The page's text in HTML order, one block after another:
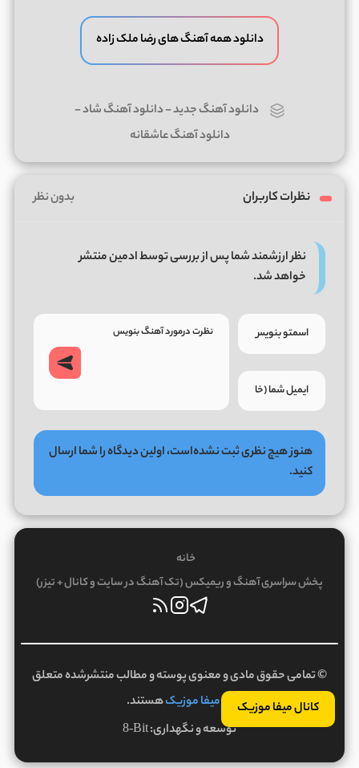
کانال میفا موزیک
دانلود همه آهنگ های رضا ملک زاده
دانلود آهنگ جدید-دانلود آهنگ شاد-
دانلود آهنگ عاشقانه
نظرات کاربران بدون نظر
نظر ارزشمند شما پس از بررسی توسط ادمین منتشر
خواهد شد.
هنوز هیچ نظری ثبت نشده‌است، اولین دیدگاه را شما ارسال
کنید.
خانه
پخش سراسری آهنگ و ریمیکس (تک آهنگ در سایت و کانال + تیزر)
© تمامی حقوق مادی و معنوی پوسته و مطالب منتشرشده متعلق
بهمیفا موزیکهستند.
توسعه و نگهداری:8-Bit